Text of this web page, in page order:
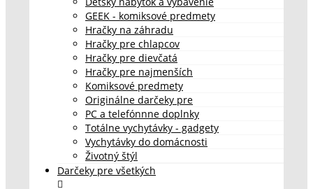
GEEK - komiksové predmety
Hračky na záhradu
Hračky pre chlapcov
Hračky pre dievčatá
Hračky pre najmenších
Komiksové predmety
Originálne darčeky pre
PC a telefónnne doplnky
Totálne vychytávky - gadgety
Vychytávky do domácnosti
Životný štýl
Darčeky pre všetkých